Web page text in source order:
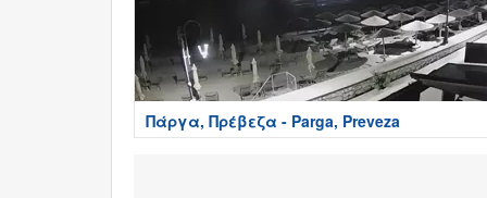
Πάργα, Πρέβεζα - Parga, Preveza